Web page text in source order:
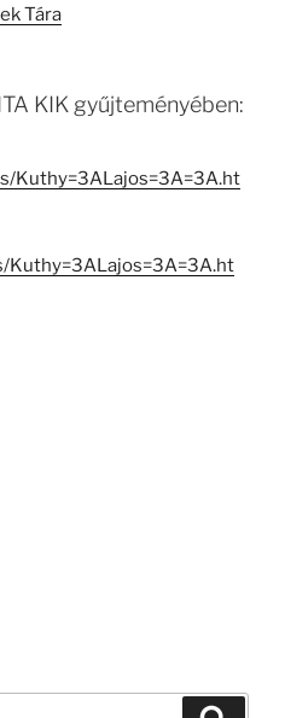
Tára
KIK gyűjteményében:
Kuthy=3ALajos=3A=3A.ht
Kuthy=3ALajos=3A=3A.ht